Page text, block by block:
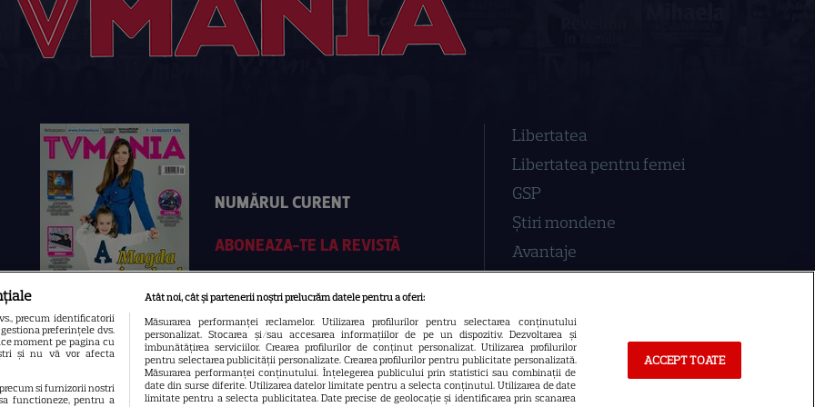
NUMĂRUL CURENT
ABONEAZA-TE LA REVISTĂ
Libertatea
Libertatea pentru femei
GSP
Știri mondene
Avantaje
Retete practice
precum identificatorii
preferințele dvs.
moment pe pagina cu
și nu vă vor afecta
si furnizorii nostri
functioneze, pentru a
Atât noi, cât și partenerii noștri prelucrăm datele pentru a oferi:
Măsurarea performanței reclamelor. Utilizarea profilurilor pentru selectarea conținutului
personalizat. Stocarea și/sau accesarea informațiilor de pe un dispozitiv. Dezvoltarea și
îmbunătățirea serviciilor. Crearea profilurilor de conținut personalizat. Utilizarea profilurilor
pentru selectarea publicității personalizate. Crearea profilurilor pentru publicitate personalizată.
Măsurarea performanței conținutului. Înțelegerea publicului prin statistici sau combinații de
date din surse diferite. Utilizarea datelor limitate pentru a selecta conținutul. Utilizarea de date
limitate pentru a selecta publicitatea. Date precise de geolocație și identificarea prin scanarea
ACCEPT TOATE